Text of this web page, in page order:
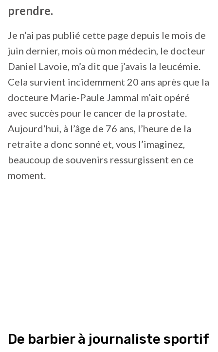
prendre.
Je n’ai pas publié cette page depuis le mois de
juin dernier, mois où mon médecin, le docteur
Daniel Lavoie, m’a dit que j’avais la leucémie.
Cela survient incidemment 20 ans après que la
docteure Marie-Paule Jammal m’ait opéré
avec succès pour le cancer de la prostate.
Aujourd’hui, à l’âge de 76 ans, l’heure de la
retraite a donc sonné et, vous l’imaginez,
beaucoup de souvenirs ressurgissent en ce
moment.
De barbier à journaliste sportif